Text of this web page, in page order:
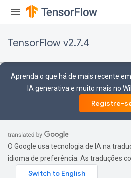
TensorFlow v2.7.4
Aprenda o que há de mais recente
IA generativa e muito mais no
Registre-
O Google usa tecnologia de IA na
idioma de preferência. As traduções